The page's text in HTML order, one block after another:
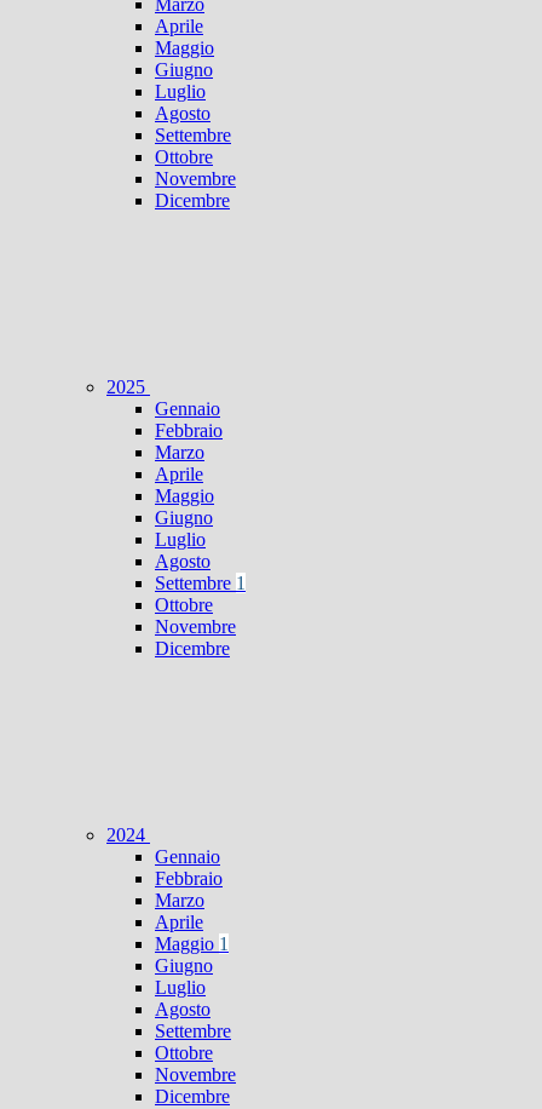
Marzo
Aprile
Maggio
Giugno
Luglio
Agosto
Settembre
Ottobre
Novembre
Dicembre
2025
Gennaio
Febbraio
Marzo
Aprile
Maggio
Giugno
Luglio
Agosto
Settembre 1
Ottobre
Novembre
Dicembre
2024
Gennaio
Febbraio
Marzo
Aprile
Maggio 1
Giugno
Luglio
Agosto
Settembre
Ottobre
Novembre
Dicembre